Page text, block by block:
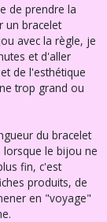
de prendre la
un bracelet
avec la règle, je
et d'aller
de l'esthétique
trop grand ou
du bracelet
le bijou ne
fin, c'est
produits, de
en "voyage"